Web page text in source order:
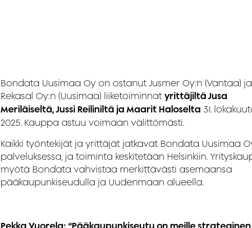
Bondata Uusimaa Oy on ostanut Jusmer Oy:n (Vantaa) ja
Rekasal Oy:n (Uusimaa) liiketoiminnat yrittäjiltä Jusa
Meriläiseltä, Jussi Reiliniltä ja Maarit Haloselta 31.
2025. Kauppa astuu voimaan välittömästi.
Kaikki työntekijät ja yrittäjät jatkavat Bondata Uusimaa
palveluksessa, ja toiminta keskitetään Helsinkiin.
myötä Bondata vahvistaa merkittävästi asemaansa
pääkaupunkiseudulla ja Uudenmaan alueella.